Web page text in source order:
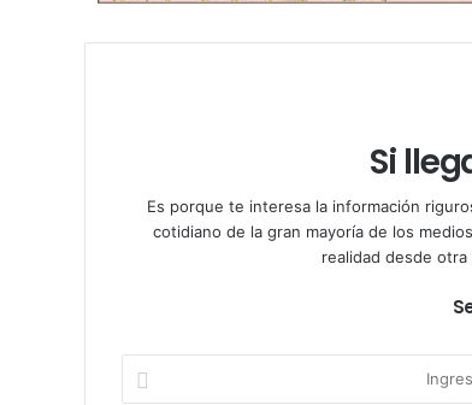
Si
Es porque te interesa la información
cotidiano de la gran mayoría de los
realidad desde otra